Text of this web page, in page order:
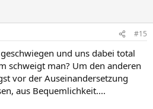
#15
und uns dabei total
schweigt man? Um den anderen
vor der Auseinandersetzung
aus Bequemlichkeit....